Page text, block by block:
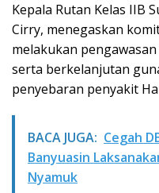
Kepala Rutan Kelas IIB
Cirry, menegaskan
melakukan
serta berkelanjutan
penyebaran penyakit
BACA JUGA: Cegah
Banyuasin
Nyamuk